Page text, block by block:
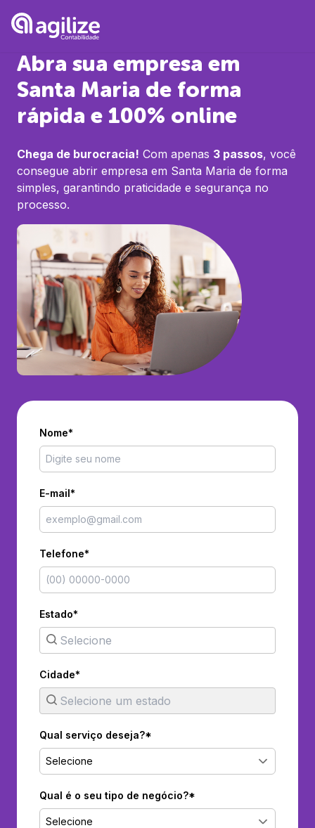
Abra sua empresa em
Santa Maria de forma
rápida e 100% online
Chega de burocracia! Com apenas 3 passos, você
consegue abrir empresa em Santa Maria de forma
simples, garantindo praticidade e segurança no
processo.
Nome*
E-mail*
Telefone*
Estado*
Cidade*
Qual serviço deseja?*
Selecione
Qual é o seu tipo de negócio?*
Selecione